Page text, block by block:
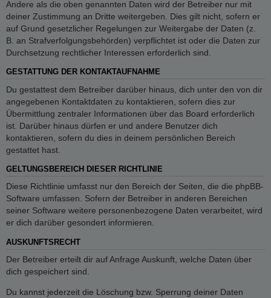
Andere als die oben genannten Daten wird der Betreiber nur mit
deiner Zustimmung an Dritte weitergeben. Dies gilt nicht, sofern er
auf Grund gesetzlicher Regelungen zur Weitergabe der Daten (z.
B. an Strafverfolgungsbehörden) verpflichtet ist oder die Daten zur
Durchsetzung rechtlicher Interessen erforderlich sind.
GESTATTUNG DER KONTAKTAUFNAHME
Du gestattest dem Betreiber darüber hinaus, dich unter den von dir
angegebenen Kontaktdaten zu kontaktieren, sofern dies zur
Übermittlung zentraler Informationen über das Board erforderlich
ist. Darüber hinaus dürfen er und andere Benutzer dich
kontaktieren, sofern du dies in deinem persönlichen Bereich
gestattet hast.
GELTUNGSBEREICH DIESER RICHTLINIE
Diese Richtlinie umfasst nur den Bereich der Seiten, die die phpBB-
Software umfassen. Sofern der Betreiber in anderen Bereichen
seiner Software weitere personenbezogene Daten verarbeitet, wird
er dich darüber gesondert informieren.
AUSKUNFTSRECHT
Der Betreiber erteilt dir auf Anfrage Auskunft, welche Daten über
dich gespeichert sind.
Du kannst jederzeit die Löschung bzw. Sperrung deiner Daten